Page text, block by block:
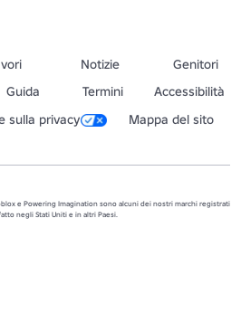
Notizie
Genitori
Guida Termini
Accessibilità
sulla privacy Mappa del sito
e Powering Imagination sono alcuni dei nostri marchi registrati
negli Stati Uniti e in altri Paesi.